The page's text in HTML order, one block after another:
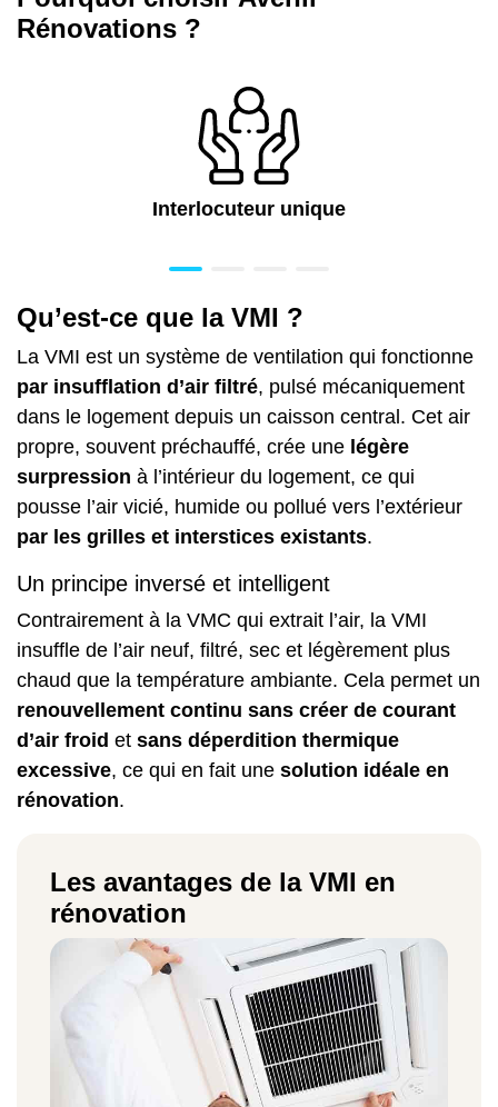
Rénovations ?
Interlocuteur unique
Qu’est-ce que la VMI ?
La VMI est un système de ventilation qui fonctionne
par insufflation d’air filtré, pulsé mécaniquement
dans le logement depuis un caisson central. Cet air
propre, souvent préchauffé, crée une légère
surpression à l’intérieur du logement, ce qui
pousse l’air vicié, humide ou pollué vers l’extérieur
par les grilles et interstices existants.
Un principe inversé et intelligent
Contrairement à la VMC qui extrait l’air, la VMI
insuffle de l’air neuf, filtré, sec et légèrement plus
chaud que la température ambiante. Cela permet un
renouvellement continu sans créer de courant
d’air froid et sans déperdition thermique
excessive, ce qui en fait une solution idéale en
rénovation.
Les avantages de la VMI en
rénovation